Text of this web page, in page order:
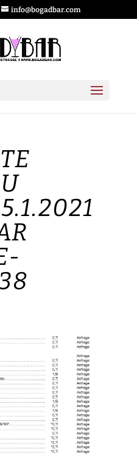
info@bogadbar.com